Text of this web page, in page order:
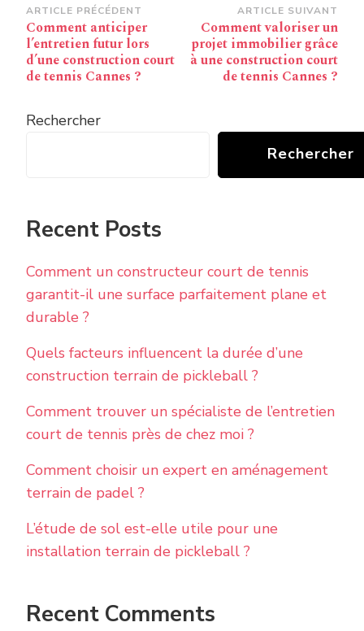
Navigation
d’article
ARTICLE PRÉCÉDENT
Comment anticiper
l’entretien futur lors
d’une construction court
de tennis Cannes ?
ARTICLE SUIVANT
Comment valoriser un
projet immobilier grâce
à une construction court
de tennis Cannes ?
Rechercher
Rechercher
Recent Posts
Comment un constructeur court de tennis
garantit-il une surface parfaitement plane et
durable ?
Quels facteurs influencent la durée d’une
construction terrain de pickleball ?
Comment trouver un spécialiste de l’entretien
court de tennis près de chez moi ?
Comment choisir un expert en aménagement
terrain de padel ?
L’étude de sol est-elle utile pour une
installation terrain de pickleball ?
Recent Comments